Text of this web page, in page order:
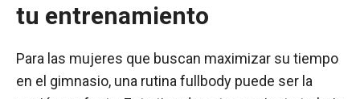
tu entrenamiento
Para las mujeres que buscan maximizar su tiempo
en el gimnasio, una rutina fullbody puede ser la